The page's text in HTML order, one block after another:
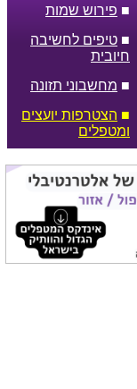
■ פירוש שמות
■ טיפים לחשיבה
חיובית
■ מחשבוני תזונה
■ הצטרפות יועצים
ומטפלים